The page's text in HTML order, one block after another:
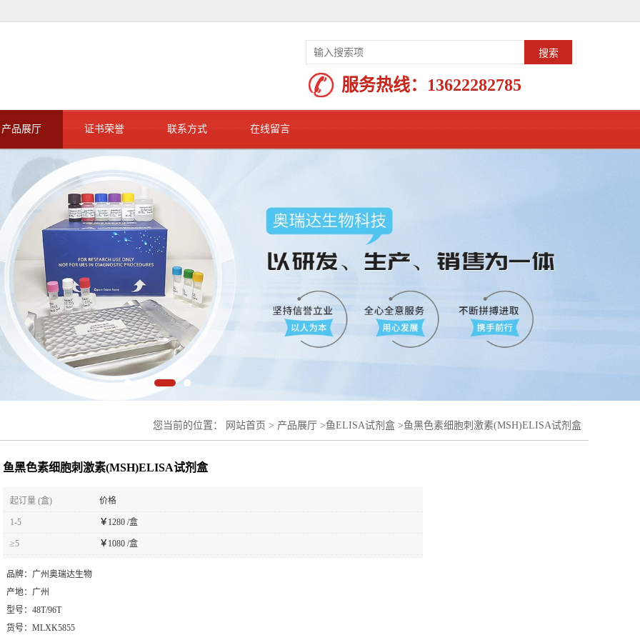
服务热线： 13622282785
产品展厅 证书荣誉 联系方式 在线留言
您当前的位置： 网站首页 > 产品展厅 >鱼ELISA试剂盒 >鱼黑色素细胞刺激素(MSH)ELISA试剂盒
鱼黑色素细胞刺激素(MSH)ELISA试剂盒
起订量 (盒) 价格
1-5 ￥1280 /盒
≥5 ￥1080 /盒
品牌： 广州奥瑞达生物
产地： 广州
型号： 48T/96T
货号： MLXK5855